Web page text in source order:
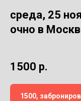
среда, 25
очно в
1500 р.
1500,